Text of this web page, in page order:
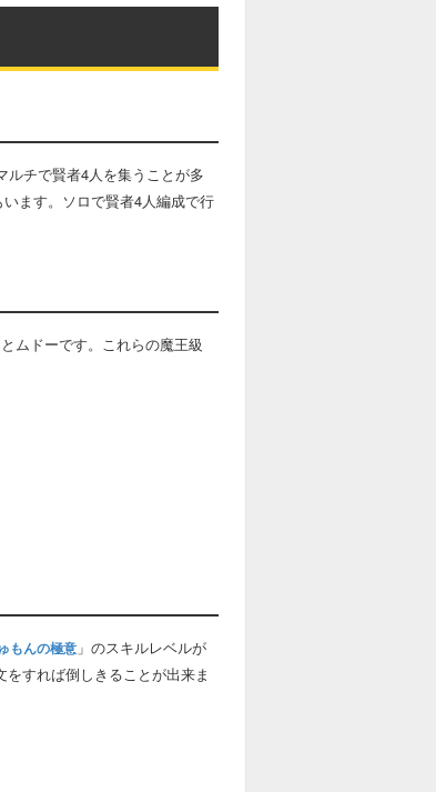
ルチで賢者4人を集うことが多
ます。ソロで賢者4人編成で行
ムドーです。これらの魔王級
もんの極意 」のスキルレベルが
すれば倒しきることが出来ま